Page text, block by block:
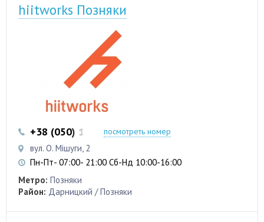
hiitworks Позняки
+38 (050) 103 22 22 +38 (050) 103 22 22
посмотреть номер
вул. О. Мішуги, 2
Пн-Пт- 07:00- 21:00 Сб-Нд 10:00-16:00
Метро: Позняки
Район: Дарницкий / Позняки